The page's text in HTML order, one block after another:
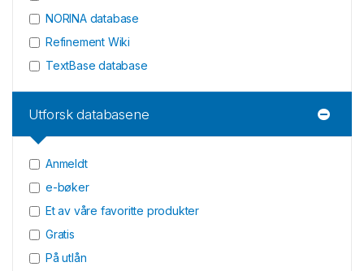
NORINA database
Refinement Wiki
TextBase database
Utforsk databasene
Anmeldt
e-bøker
Et av våre favoritte produkter
Gratis
På utlån